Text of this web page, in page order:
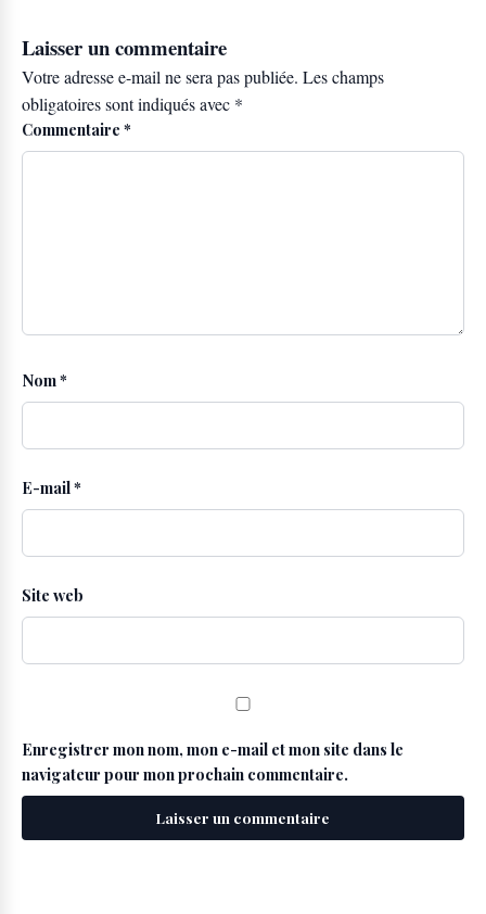
Laisser un commentaire
Votre adresse e-mail ne sera pas publiée. Les champs
obligatoires sont indiqués avec *
Commentaire *
Nom*
E-mail*
Site web
Enregistrer mon nom, mon e-mail et mon site dans le
navigateur pour mon prochain commentaire.